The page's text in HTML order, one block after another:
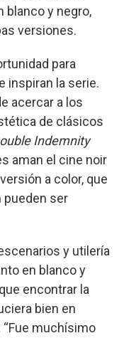
blanco y negro,
versiones.
para
inspiran la serie.
acercar a los
de clásicos
Indemnity
aman el cine noir
a color, que
pueden ser
y utilería
en blanco y
encontrar la
bien en
“Fue muchísimo